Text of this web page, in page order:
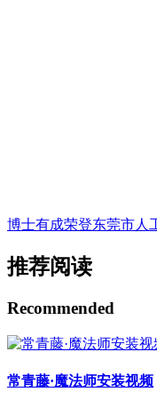
博士有成荣登东莞市人
推荐阅读
Recommended
常青藤·魔法师安装视频